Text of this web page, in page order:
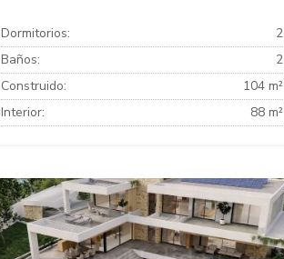
Dormitorios:
2
Baños:
2
Construido:
104 m²
Interior:
88 m²